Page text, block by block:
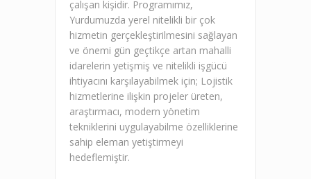
çalışan kişidir. Programımız,
Yurdumuzda yerel nitelikli bir çok
hizmetin gerçekleştirilmesini sağlayan
ve önemi gün geçtikçe artan mahalli
idarelerin yetişmiş ve nitelikli işgücü
ihtiyacını karşılayabilmek için; Lojistik
hizmetlerine ilişkin projeler üreten,
araştırmacı, modern yönetim
tekniklerini uygulayabilme özelliklerine
sahip eleman yetiştirmeyi
hedeflemiştir.